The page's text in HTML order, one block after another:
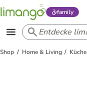
family
Shop Home & Living Küche